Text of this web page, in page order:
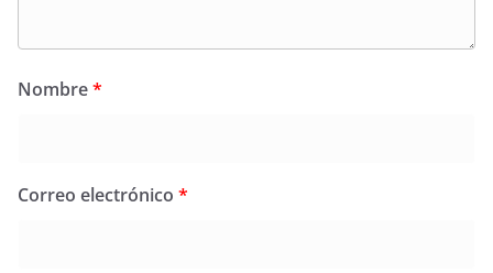
Nombre*
Correo electrónico *